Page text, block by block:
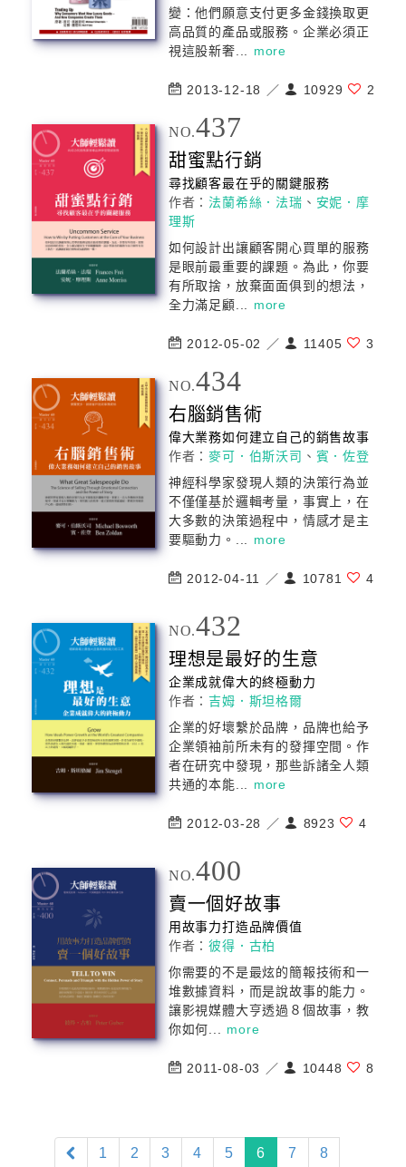
變：他們願意支付更多金錢換取更
高品質的產品或服務。企業必須正
視這股新奢... more
2013-12-18 ／ 10929 2
NO.437
甜蜜點行銷
尋找顧客最在乎的關鍵服務
作者： 法蘭希絲．法瑞 、 安妮．摩
理斯
如何設計出讓顧客開心買單的服務
是眼前最重要的課題。為此，你要
有所取捨，放棄面面俱到的想法，
全力滿足顧... more
2012-05-02 ／ 11405 3
NO.434
右腦銷售術
偉大業務如何建立自己的銷售故事
作者：麥可．伯斯沃司 、 賓．佐登
神經科學家發現人類的決策行為並
不僅僅基於邏輯考量，事實上，在
大多數的決策過程中，情感才是主
要驅動力。... more
2012-04-11 ／ 10781 4
NO.432
理想是最好的生意
企業成就偉大的終極動力
作者：吉姆．斯坦格爾
企業的好壞繫於品牌，品牌也給予
企業領袖前所未有的發揮空間。作
者在研究中發現，那些訴諸全人類
共通的本能... more
2012-03-28 ／ 8923 4
NO.400
賣一個好故事
用故事力打造品牌價值
作者：彼得．古柏
你需要的不是最炫的簡報技術和一
堆數據資料，而是說故事的能力。
讓影視媒體大亨透過８個故事，教
你如何... more
2011-08-03 ／ 10448 8
1 2 3 4 5 6(current)
7 8